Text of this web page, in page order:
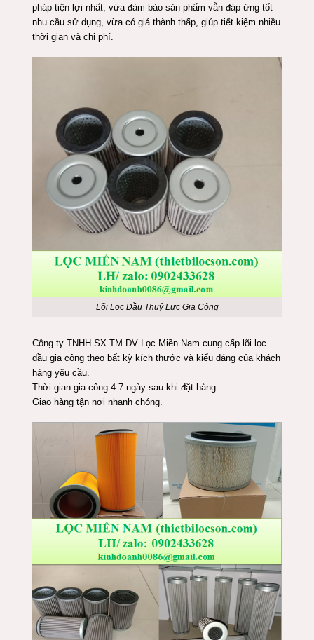
pháp tiện lợi nhất, vừa đảm bảo sản phẩm vẫn đáp ứng tốt
nhu cầu sử dụng, vừa có giá thành thấp, giúp tiết kiệm nhiều
thời gian và chi phí.
Lõi Lọc Dầu Thuỷ Lực Gia Công
Công ty TNHH SX TM DV Lọc Miền Nam cung cấp lõi lọc
dầu gia công theo bất kỳ kích thước và kiểu dáng của khách
hàng yêu cầu.
Thời gian gia công 4-7 ngày sau khi đặt hàng.
Giao hàng tận nơi nhanh chóng.